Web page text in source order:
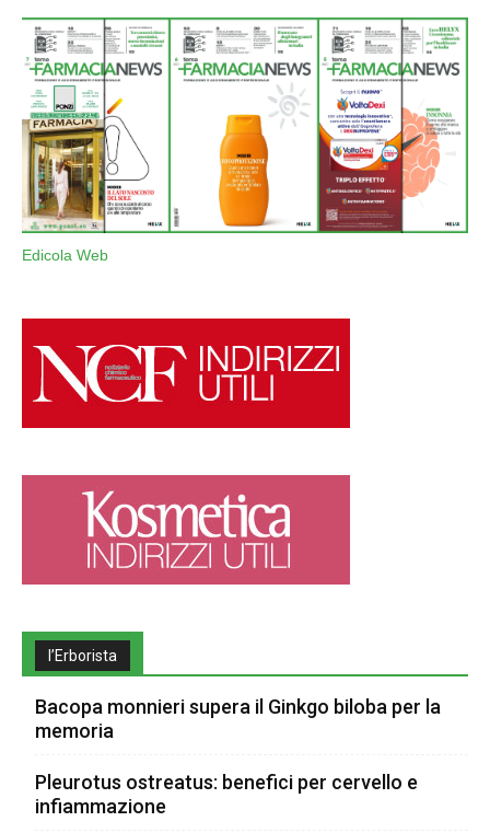
Edicola Web
l’Erborista
Bacopa monnieri supera il Ginkgo biloba per la
memoria
Pleurotus ostreatus: benefici per cervello e
infiammazione